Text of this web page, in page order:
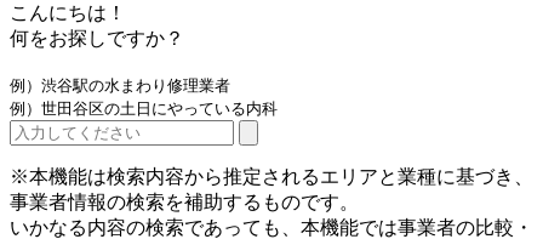
こんにちは！
何をお探しですか？
例）渋谷駅の水まわり修理業者
例）世田谷区の土日にやっている内科
※本機能は検索内容から推定されるエリアと業種に基づき、
事業者情報の検索を補助するものです。
いかなる内容の検索であっても、本機能では事業者の比較・